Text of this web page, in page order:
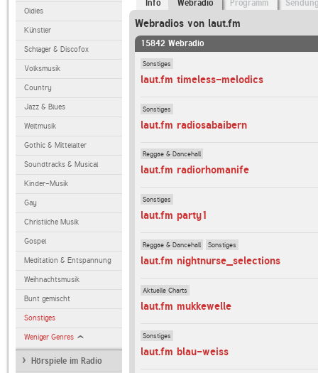
Oldies
Künstler
Schlager & Discofox
Volksmusik
Country
Jazz & Blues
Weltmusik
Gothic & Mittelalter
Soundtracks & Musical
Kinder-Musik
Gay
Christliche Musik
Gospel
Meditation & Entspannung
Weihnachtsmusik
Bunt gemischt
Sonstiges
Weniger Genres
Hörspiele im Radio
Info Webradio Programm
Webradios von laut.fm
15842 Webradio
Sonstiges
laut.fm timeless-melodics
Sonstiges
laut.fm radiosabaibern
Reggae & Dancehall
laut.fm radiorhomanife
Sonstiges
laut.fm party1
Reggae & Dancehall Sonstiges
laut.fm nightnurse_selections
Aktuelle Charts
laut.fm mukkewelle
Sonstiges
laut.fm blau-weiss